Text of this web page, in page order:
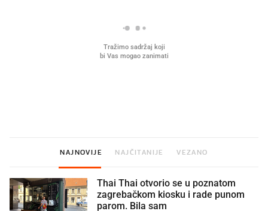
NAJNOVIJE NAJČITANIJE VEZANO
Thai Thai otvorio se u poznatom
zagrebačkom kiosku i rade punom
parom. Bila sam